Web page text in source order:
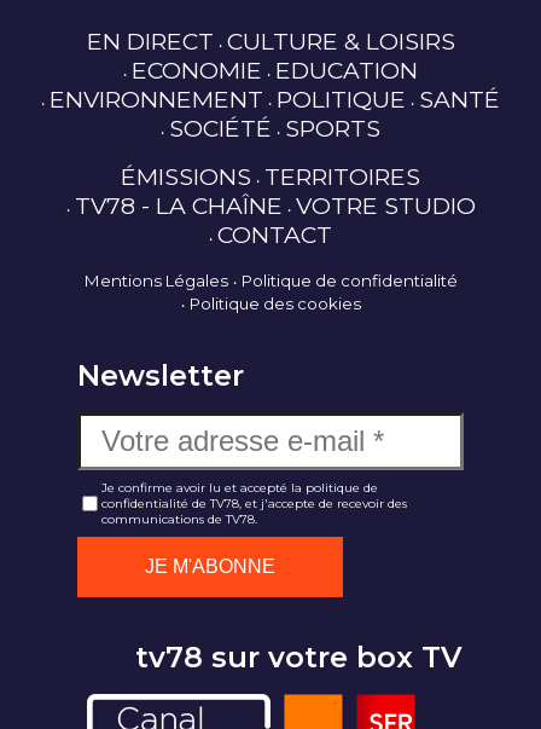
EN DIRECT CULTURE & LOISIRS
ECONOMIE EDUCATION
ENVIRONNEMENT POLITIQUE SANTÉ
SOCIÉTÉ SPORTS
ÉMISSIONS TERRITOIRES
TV78 - LA CHAÎNE VOTRE STUDIO
CONTACT
Mentions Légales
Politique de confidentialité
Politique des cookies
Newsletter
Je confirme avoir lu et accepté la politique de
confidentialité de TV78, et j'accepte de recevoir des
communications de TV78.
tv78 sur votre box TV